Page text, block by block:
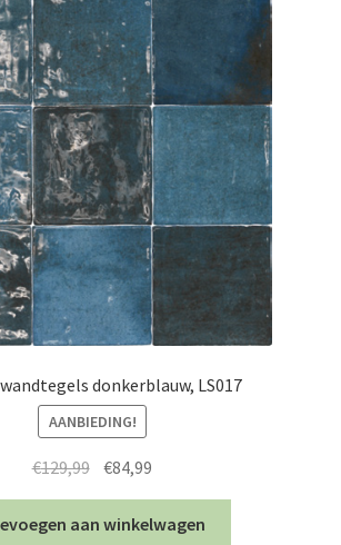
donkerblauw, LS017
AANBIEDING!
€129,99 Oorspronkelijke
prijs
was:
€84,99
prijs
is:
aan winkelwagen